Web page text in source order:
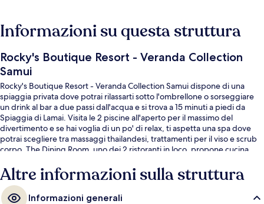
Informazioni su questa struttura
Rocky's Boutique Resort - Veranda Collection
Samui
Rocky's Boutique Resort - Veranda Collection Samui dispone di una
spiaggia privata dove potrai rilassarti sotto l'ombrellone o sorseggiare
un drink al bar a due passi dall'acqua e si trova a 15 minuti a piedi da
Spiaggia di Lamai. Visita le 2 piscine all'aperto per il massimo del
divertimento e se hai voglia di un po' di relax, ti aspetta una spa dove
potrai scegliere tra massaggi thailandesi, trattamenti per il viso e scrub
corpo. The Dining Room, uno dei 2 ristoranti in loco, propone cucina
questo resort di lusso includono 2 bar a bordo piscina, una piscina per
bambini e uno snack bar. Altri viaggiatori apprezzano il personale gentile
della struttura.
Altre informazioni sulla struttura
Informazioni generali